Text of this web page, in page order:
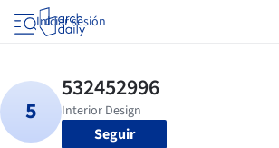
Iniciar sesión
Seguir